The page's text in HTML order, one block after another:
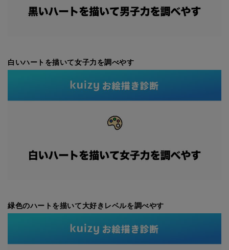
白いハートを描いて女子力を調べやす
緑色のハートを描いて大好きレベルを調べやす